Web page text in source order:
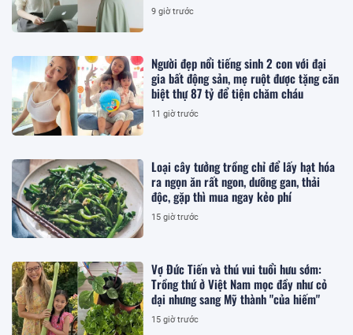
9 giờ trước
Người đẹp nổi tiếng sinh 2 con với đại
gia bất động sản, mẹ ruột được tặng căn
biệt thự 87 tỷ để tiện chăm cháu
11 giờ trước
Loại cây tưởng trồng chỉ để lấy hạt hóa
ra ngọn ăn rất ngon, dưỡng gan, thải
độc, gặp thì mua ngay kẻo phí
15 giờ trước
Vợ Đức Tiến và thú vui tuổi hưu sớm:
Trồng thứ ở Việt Nam mọc đầy như cỏ
dại nhưng sang Mỹ thành "của hiếm"
15 giờ trước